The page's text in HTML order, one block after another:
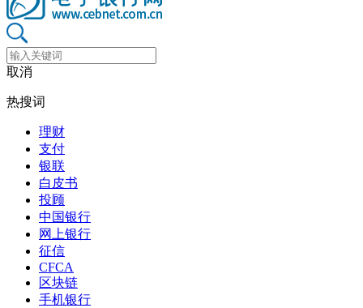
取消
热搜词
理财
支付
银联
白皮书
投顾
中国银行
网上银行
征信
CFCA
区块链
手机银行